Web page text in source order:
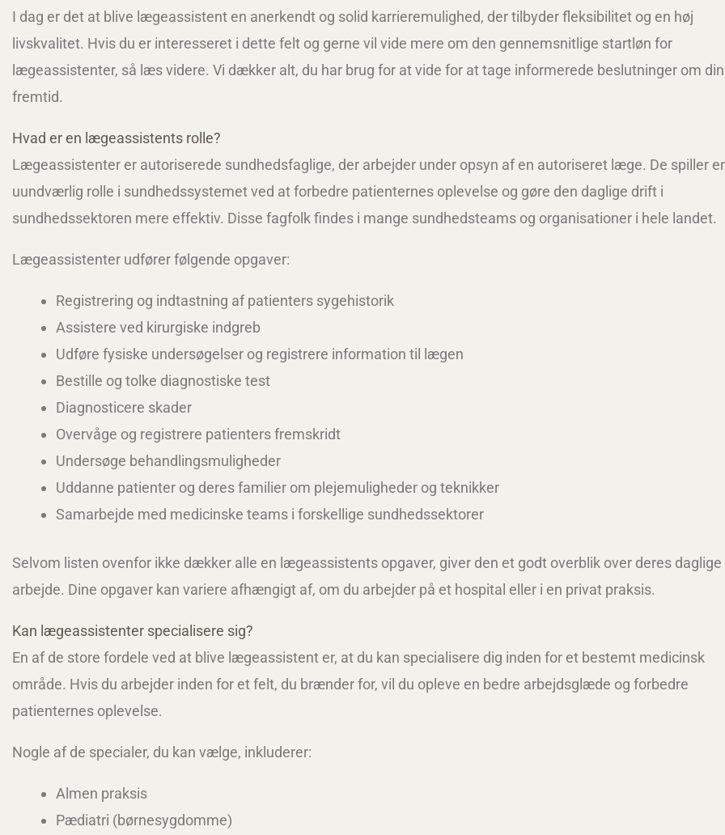
I dag er det at blive lægeassistent en anerkendt og solid karrieremulighed, der tilbyder fleksibilitet og en høj
livskvalitet. Hvis du er interesseret i dette felt og gerne vil vide mere om den gennemsnitlige startløn for
lægeassistenter, så læs videre. Vi dækker alt, du har brug for at vide for at tage informerede beslutninger om din
fremtid.
Hvad er en lægeassistents rolle?
Lægeassistenter er autoriserede sundhedsfaglige, der arbejder under opsyn af en autoriseret læge. De spiller
uundværlig rolle i sundhedssystemet ved at forbedre patienternes oplevelse og gøre den daglige drift i
sundhedssektoren mere effektiv. Disse fagfolk findes i mange sundhedsteams og organisationer i hele landet.
Lægeassistenter udfører følgende opgaver:
Registrering og indtastning af patienters sygehistorik
Assistere ved kirurgiske indgreb
Udføre fysiske undersøgelser og registrere information til lægen
Bestille og tolke diagnostiske test
Diagnosticere skader
Overvåge og registrere patienters fremskridt
Undersøge behandlingsmuligheder
Uddanne patienter og deres familier om plejemuligheder og teknikker
Samarbejde med medicinske teams i forskellige sundhedssektorer
Selvom listen ovenfor ikke dækker alle en lægeassistents opgaver, giver den et godt overblik over deres daglige
arbejde. Dine opgaver kan variere afhængigt af, om du arbejder på et hospital eller i en privat praksis.
Kan lægeassistenter specialisere sig?
En af de store fordele ved at blive lægeassistent er, at du kan specialisere dig inden for et bestemt medicinsk
område. Hvis du arbejder inden for et felt, du brænder for, vil du opleve en bedre arbejdsglæde og forbedre
patienternes oplevelse.
Nogle af de specialer, du kan vælge, inkluderer:
Almen praksis
Pædiatri (børnesygdomme)